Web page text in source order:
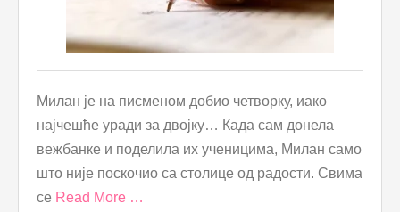
Милан је на писменом добио четворку, иако
најчешће уради за двојку… Када сам донела
вежбанке и поделила их ученицима, Милан само
што није поскочио са столице од радости. Свима
се Read More …